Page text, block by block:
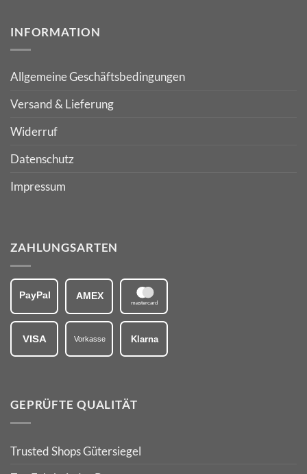
INFORMATION
Allgemeine Geschäftsbedingungen
Versand & Lieferung
Widerruf
Datenschutz
Impressum
ZAHLUNGSARTEN
PayPal AMEX
mastercard
VISA Vorkasse Klarna
GEPRÜFTE QUALITÄT
Trusted Shops Gütersiegel